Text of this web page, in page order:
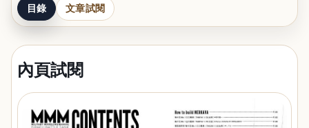
目錄 文章試閱
內頁試閱